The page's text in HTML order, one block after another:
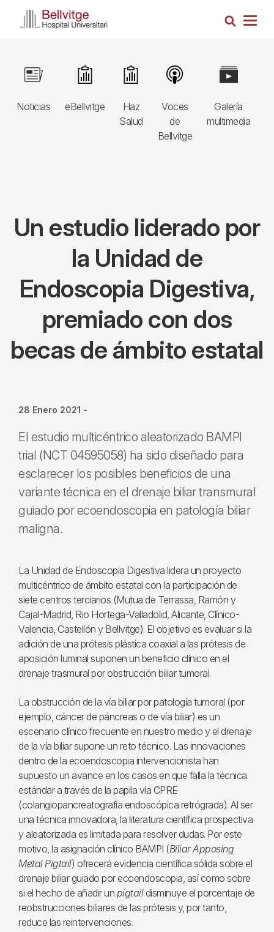
Busca
Navegació
principal
3r
Noticias
Image
eBellvitge
Image
Haz
Salud
Image
Voces
de
Bellvitge
Image
Galería
multimedia
Image
Un estudio liderado por
la Unidad de
Endoscopia Digestiva,
premiado con dos
becas de ámbito estatal
28 Enero 2021 -
El estudio multicéntrico aleatorizado BAMPI
trial (NCT 04595058) ha sido diseñado para
esclarecer los posibles beneficios de una
variante técnica en el drenaje biliar transmural
guiado por ecoendoscopia en patología biliar
maligna.
La Unidad de Endoscopia Digestiva lidera un proyecto
multicéntrico de ámbito estatal con la participación de
siete centros terciarios (Mutua de Terrassa, Ramón y
Cajal-Madrid, Rio Hortega-Valladolid, Alicante, Clínico-
Valencia, Castellón y Bellvitge). El objetivo es evaluar si la
adición de una prótesis plástica coaxial a las prótesis de
aposición luminal suponen un beneficio clínico en el
drenaje trasmural por obstrucción biliar tumoral.
La obstrucción de la vía biliar por patología tumoral (por
ejemplo, cáncer de páncreas o de vía biliar) es un
escenario clínico frecuente en nuestro medio y el drenaje
de la vía biliar supone un reto técnico. Las innovaciones
dentro de la ecoendoscopia intervencionista han
supuesto un avance en los casos en que falla la técnica
estándar a través de la papila vía CPRE
(colangiopancreatografía endoscópica retrógrada). Al ser
una técnica innovadora, la literatura científica prospectiva
y aleatorizada es limitada para resolver dudas. Por este
motivo, la asignación clínico BAMPI (Biliar Apposing
Metal Pigtail) ofrecerá evidencia científica sólida sobre el
drenaje biliar guiado por ecoendoscopia, así como sobre
si el hecho de añadir un pigtail disminuye el porcentaje de
reobstrucciones biliares de las prótesis y, por tanto,
reduce las reintervenciones.